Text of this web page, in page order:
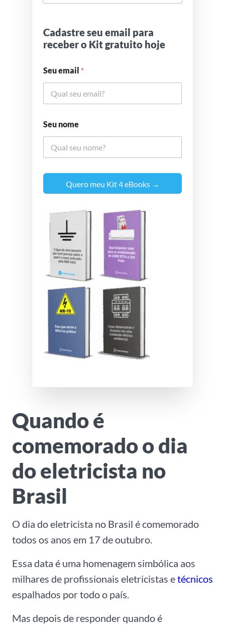
Cadastre seu email para
receber o Kit gratuito hoje
Seu email *
Seu nome
Quero meu Kit 4 eBooks →
Quando é
comemorado o dia
do eletricista no
Brasil
O dia do eletricista no Brasil é comemorado
todos os anos em 17 de outubro.
Essa data é uma homenagem simbólica aos
milhares de profissionais eletricistas etécnicos
espalhados por todo o país.
Mas depois de responder quando é